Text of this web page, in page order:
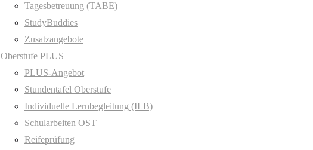
Tagesbetreuung (TABE)
StudyBuddies
Zusatzangebote
Oberstufe PLUS
PLUS-Angebot
Stundentafel Oberstufe
Individuelle Lernbegleitung (ILB)
Schularbeiten OST
Reifeprüfung